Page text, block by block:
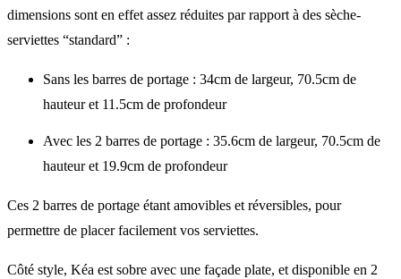
dimensions sont en effet assez réduites par rapport à des sèche-
serviettes “standard” :
Sans les barres de portage : 34cm de largeur, 70.5cm de
hauteur et 11.5cm de profondeur
Avec les 2 barres de portage : 35.6cm de largeur, 70.5cm de
hauteur et 19.9cm de profondeur
Ces 2 barres de portage étant amovibles et réversibles, pour
permettre de placer facilement vos serviettes.
Côté style, Kéa est sobre avec une façade plate, et disponible en 2